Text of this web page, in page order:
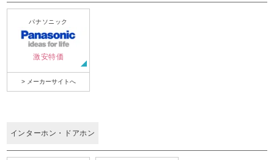
パナソニック
激安特価
> メーカーサイトへ
インターホン・ドアホン